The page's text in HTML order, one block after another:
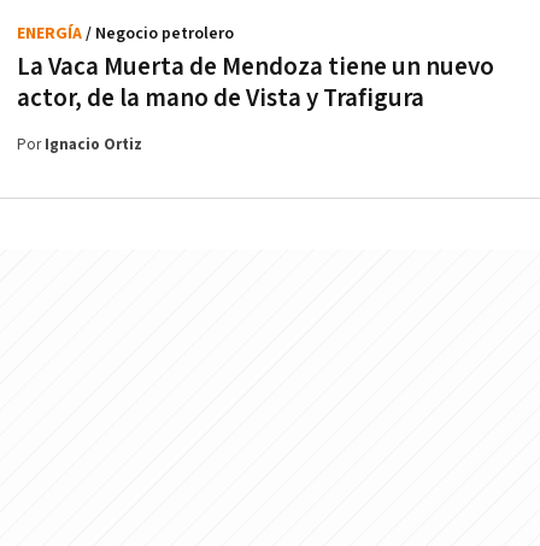
La Vaca Muerta de Mendoza tiene un nuevo
actor, de la mano de Vista y Trafigura
ENERGÍA/ Negocio petrolero
PorIgnacio Ortiz